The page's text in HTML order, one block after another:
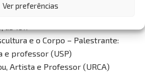
Ver preferências
do Cariri)
e o Corpo – Palestrante:
e professor (USP)
Artista e Professor (URCA)